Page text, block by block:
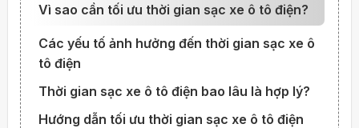
Vì sao cần tối ưu thời gian sạc xe ô tô điện?
Các yếu tố ảnh hưởng đến thời gian sạc xe ô
tô điện
Thời gian sạc xe ô tô điện bao lâu là hợp lý?
Hướng dẫn tối ưu thời gian sạc xe ô tô điện